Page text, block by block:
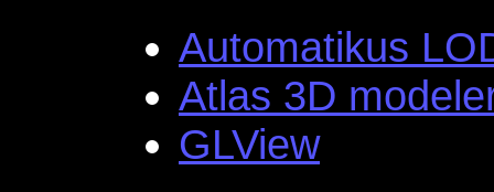
Automatikus
Atlas 3D
GLView